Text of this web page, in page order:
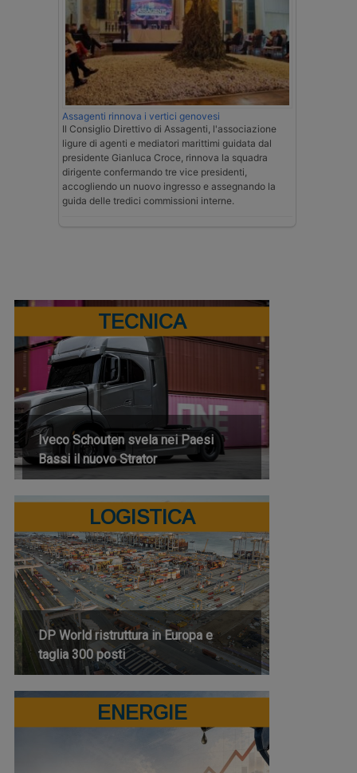
Assagenti rinnova i vertici genovesi
Il Consiglio Direttivo di Assagenti, l'associazione
ligure di agenti e mediatori marittimi guidata dal
presidente Gianluca Croce, rinnova la squadra
dirigente confermando tre vice presidenti,
accogliendo un nuovo ingresso e assegnando la
guida delle tredici commissioni interne.
TECNICA
Iveco Schouten svela nei Paesi
Bassi il nuovo Strator
LOGISTICA
DP World ristruttura in Europa e
taglia 300 posti
ENERGIE